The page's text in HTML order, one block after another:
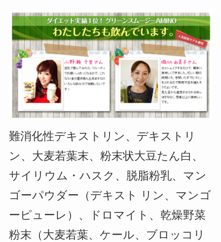
難消化性デキストリン、デキストリ
ン、大麦若葉末、粉末状大豆たん白、
サイリウム・ハスク、脱脂粉乳、マン
ゴーパウダー（デキスト リン、マンゴ
ーピューレ）、ドロマイト、乾燥野菜
粉末（大麦若葉、ケール、ブロッコリ